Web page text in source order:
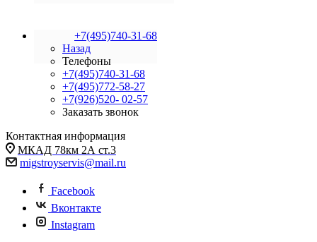
+7(495)740-31-68
Назад
Телефоны
+7(495)740-31-68
+7(495)772-58-27
+7(926)520- 02-57
Заказать звонок
Контактная информация
МКАД 78км 2А ст.3
migstroyservis@mail.ru
Facebook
Вконтакте
Instagram